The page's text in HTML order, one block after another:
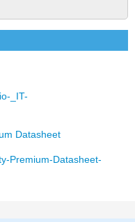
_IT-
Datasheet
Premium-Datasheet-